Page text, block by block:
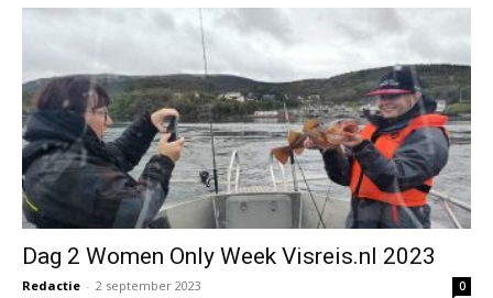
Dag 2 Women Only Week Visreis.nl 2023
Redactie - 2 september 2023 0